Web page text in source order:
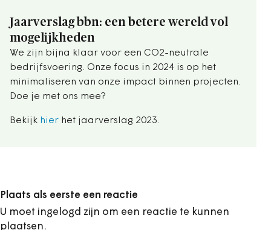
Jaarverslag bbn: een betere wereld vol
mogelijkheden
We zijn bijna klaar voor een CO2-neutrale
bedrijfsvoering. Onze focus in 2024 is op het
minimaliseren van onze impact binnen projecten.
Doe je met ons mee?
Bekijk hier het jaarverslag 2023.
Plaats als eerste een reactie
U moet ingelogd zijn om een reactie te kunnen
plaatsen.